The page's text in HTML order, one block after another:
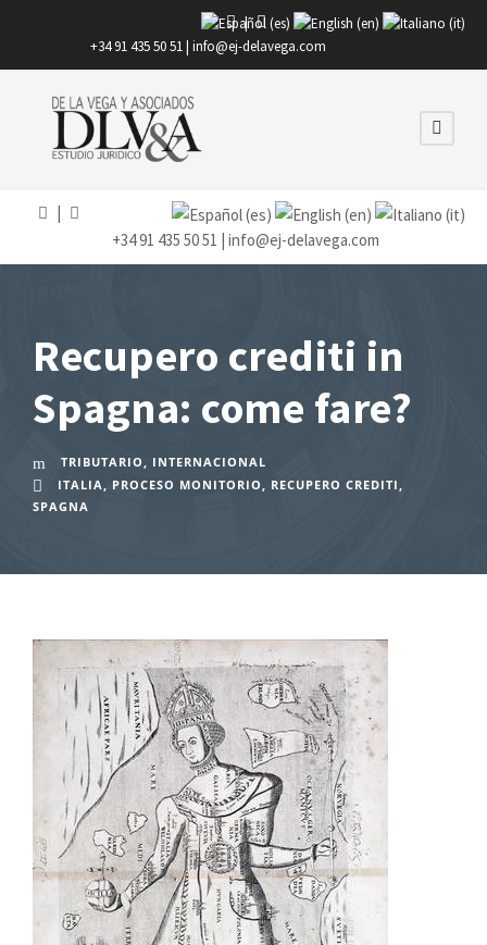
|
+34 91 435 50 51 | info@ej-delavega.com
+34 91 435 50 51 | info@ej-delavega.com
Recupero crediti in
Spagna: come fare?
TRIBUTARIO, INTERNACIONAL
ITALIA, PROCESO MONITORIO, RECUPERO CREDITI,
SPAGNA